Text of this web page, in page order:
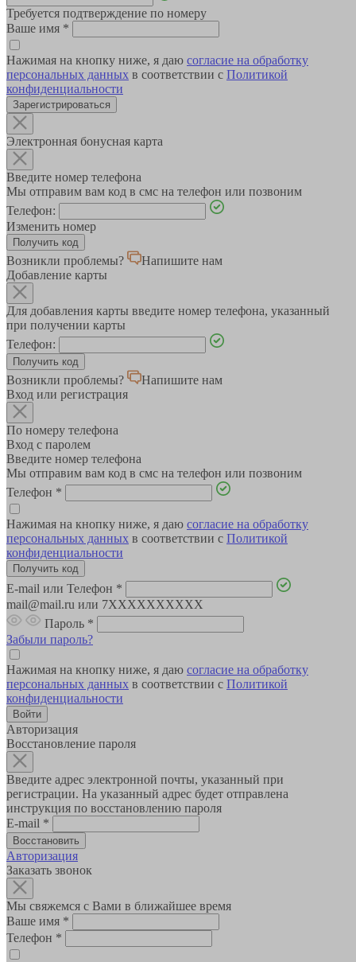
Требуется подтверждение по номеру
Ваше имя *
Нажимая на кнопку ниже, я даю согласие на обработку
персональных данных в соответствии с Политикой
конфиденциальности
Зарегистрироваться
Электронная бонусная карта
Введите номер телефона
Мы отправим вам код в смс на телефон или позвоним
Телефон:
Изменить номер
Возникли проблемы?
Напишите нам
Добавление карты
Для добавления карты введите номер телефона, указанный
при получении карты
Телефон:
Возникли проблемы?
Напишите нам
Вход или регистрация
По номеру телефона
Вход с паролем
Введите номер телефона
Мы отправим вам код в смс на телефон или позвоним
Телефон *
Нажимая на кнопку ниже, я даю согласие на обработку
персональных данных в соответствии с Политикой
конфиденциальности
E-mail или Телефон *
mail@mail.ru или 7XXXXXXXXXX
Пароль *
Забыли пароль?
Нажимая на кнопку ниже, я даю согласие на обработку
персональных данных в соответствии с Политикой
конфиденциальности
Авторизация
Восстановление пароля
Введите адрес электронной почты, указанный при
регистрации. На указанный адрес будет отправлена
инструкция по восстановлению пароля
E-mail *
Авторизация
Заказать звонок
Мы свяжемся с Вами в ближайшее время
Ваше имя *
Телефон *